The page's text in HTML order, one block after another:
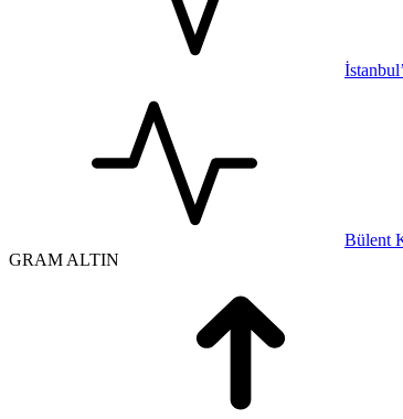
Bülent
GRAM ALTIN